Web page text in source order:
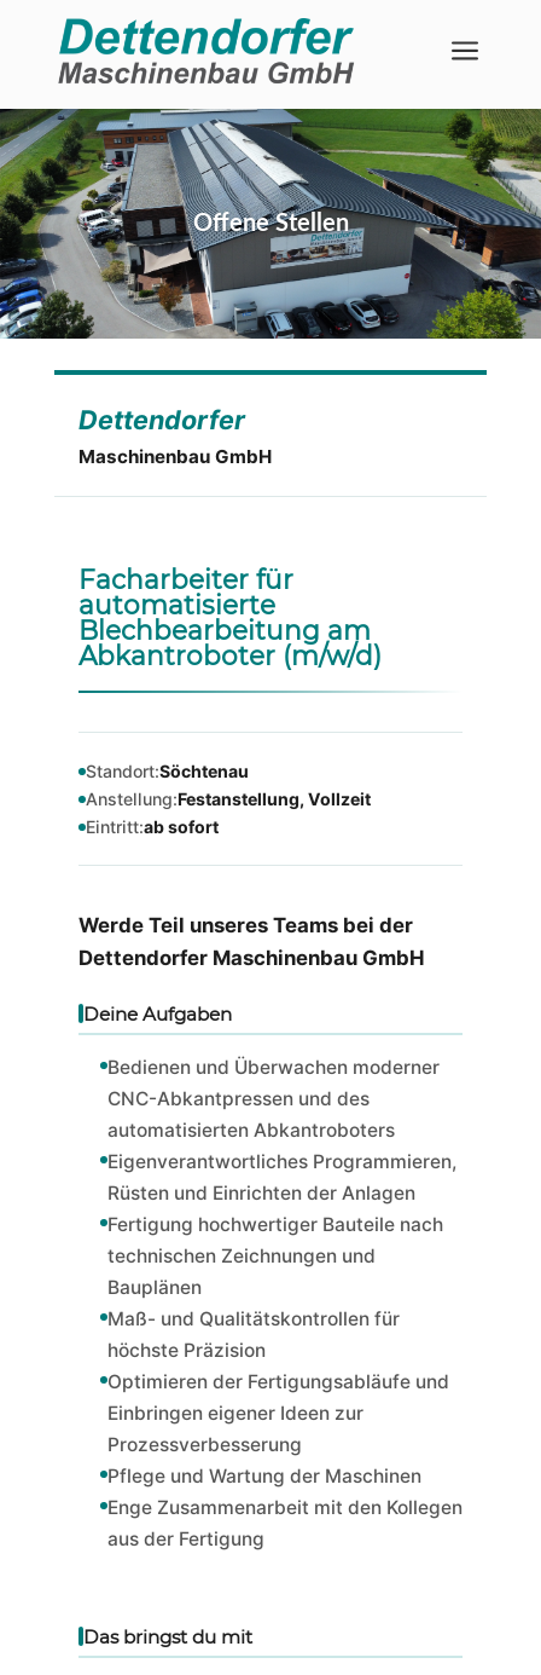
a
Offene Stellen
Dettendorfer
Maschinenbau GmbH
Facharbeiter für
automatisierte
Blechbearbeitung am
Abkantroboter (m/w/d)
Standort:Söchtenau
Anstellung:Festanstellung, Vollzeit
Eintritt:ab sofort
Werde Teil unseres Teams bei der
Dettendorfer Maschinenbau GmbH
Deine Aufgaben
Bedienen und Überwachen moderner
CNC-Abkantpressen und des
automatisierten Abkantroboters
Eigenverantwortliches Programmieren,
Rüsten und Einrichten der Anlagen
Fertigung hochwertiger Bauteile nach
technischen Zeichnungen und
Bauplänen
Maß- und Qualitätskontrollen für
höchste Präzision
Optimieren der Fertigungsabläufe und
Einbringen eigener Ideen zur
Prozessverbesserung
Pflege und Wartung der Maschinen
Enge Zusammenarbeit mit den Kollegen
aus der Fertigung
Das bringst du mit